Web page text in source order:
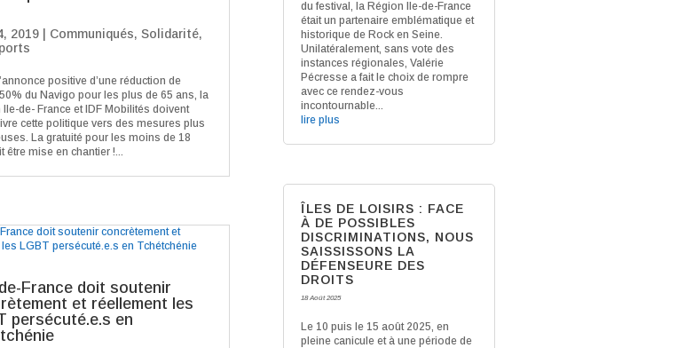
2019 | Communiqués,Solidarité,
positive d’une réduction de
du Navigo pour les plus de 65 ans, la
Ile-de- France et IDF Mobilités doivent
cette politique vers des mesures plus
La gratuité pour les moins de 18
être mise en chantier !...
de-France doit soutenir
et réellement les
persécuté.e.s en
du festival, la Région Ile-de-France
était un partenaire emblématique et
historique de Rock en Seine.
Unilatéralement, sans vote des
instances régionales, Valérie
Pécresse a fait le choix de rompre
avec ce rendez-vous
incontournable...
lire plus
ÎLES DE LOISIRS : FACE
À DE POSSIBLES
DISCRIMINATIONS, NOUS
SAISSISSONS LA
DÉFENSEURE DES
DROITS
18 Août 2025
Le 10 puis le 15 août 2025, en
pleine canicule et à une période de